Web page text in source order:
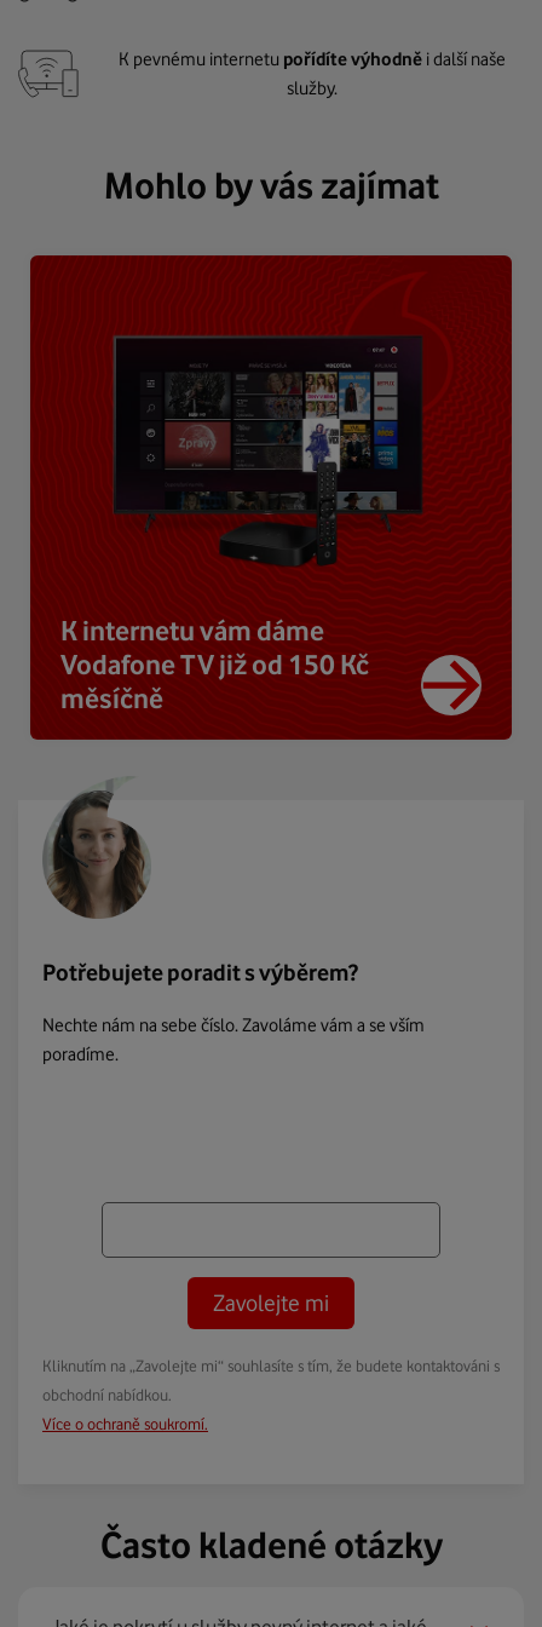
K pevnému internetu pořídíte výhodně i další naše
služby.
Mohlo by vás zajímat
K internetu vám dáme
Vodafone TV již od 150 Kč
měsíčně
Potřebujete poradit s výběrem?
Nechte nám na sebe číslo. Zavoláme vám a se vším
poradíme.
Zavolejte mi
Kliknutím na „Zavolejte mi“ souhlasíte s tím, že budete kontaktováni s
obchodní nabídkou.
Více o ochraně soukromí.
Často kladené otázky